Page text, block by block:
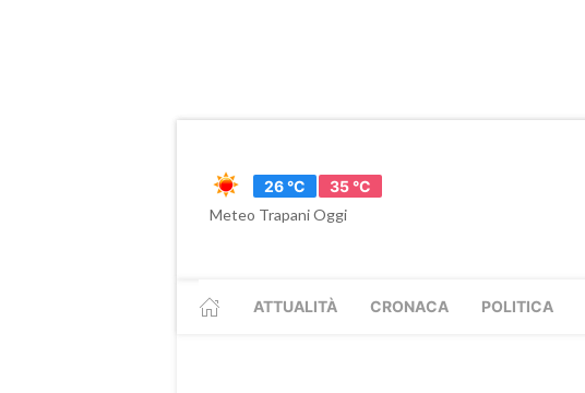
26 °C
35 °C
Meteo Trapani Oggi
ATTUALITÀ CRONACA POLITICA